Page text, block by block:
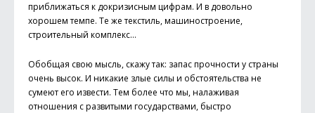
приближаться к докризисным цифрам. И в довольно
хорошем темпе. Те же текстиль, машиностроение,
строительный комплекс…
Обобщая свою мысль, скажу так: запас прочности у страны
очень высок. И никакие злые силы и обстоятельства не
сумеют его извести. Тем более что мы, налаживая
отношения с развитыми государствами, быстро